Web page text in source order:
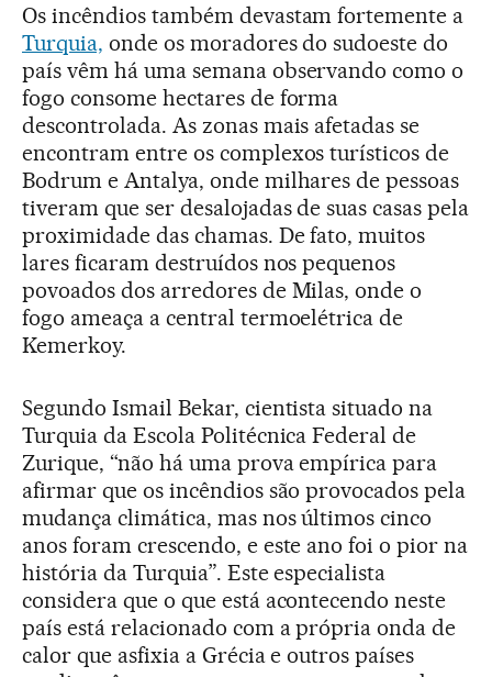
Os incêndios também devastam fortemente a
Turquia, onde os moradores do sudoeste do
país vêm há uma semana observando como o
fogo consome hectares de forma
descontrolada. As zonas mais afetadas se
encontram entre os complexos turísticos de
Bodrum e Antalya, onde milhares de pessoas
tiveram que ser desalojadas de suas casas pela
proximidade das chamas. De fato, muitos
lares ficaram destruídos nos pequenos
povoados dos arredores de Milas, onde o
fogo ameaça a central termoelétrica de
Kemerkoy.
Segundo Ismail Bekar, cientista situado na
Turquia da Escola Politécnica Federal de
Zurique, “não há uma prova empírica para
afirmar que os incêndios são provocados pela
mudança climática, mas nos últimos cinco
anos foram crescendo, e este ano foi o pior na
história da Turquia”. Este especialista
considera que o que está acontecendo neste
país está relacionado com a própria onda de
calor que asfixia a Grécia e outros países